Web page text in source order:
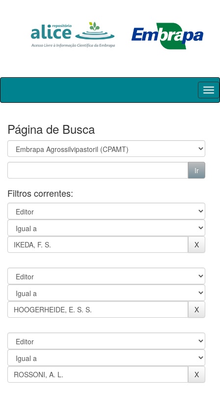
Skip
Página de Busca
Filtros correntes: